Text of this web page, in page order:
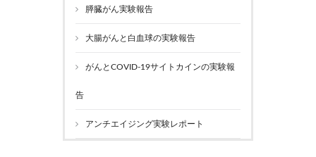
膵臓がん実験報告
大腸がんと白血球の実験報告
がんとCOVID-19サイトカインの実験報
告
アンチエイジング実験レポート